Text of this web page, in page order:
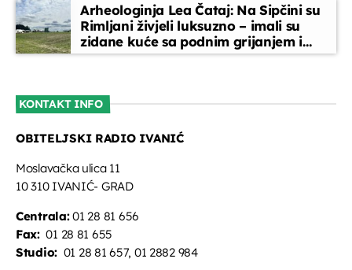
Arheologinja Lea Čataj: Na Sipčini su
Rimljani živjeli luksuzno – imali su
zidane kuće sa podnim grijanjem i
oslikanim zidovima
KONTAKT INFO
OBITELJSKI RADIO IVANIĆ
Moslavačka ulica 11
10 310 IVANIĆ- GRAD
Centrala:01 28 81 656
Fax:01 28 81 655
Studio: 01 28 81 657, 01 2882 984